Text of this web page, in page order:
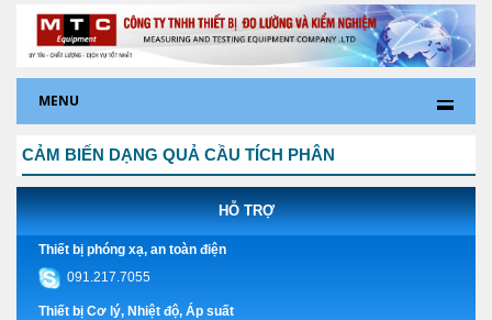
MENU
CẢM BIẾN DẠNG QUẢ CẦU TÍCH PHÂN
HỖ TRỢ
Thiết bị phóng xạ, an toàn điện
091.217.7055
Thiết bị Cơ lý, Nhiệt độ, Áp suất